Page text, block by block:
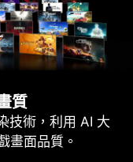
質
技術，利用 AI 大
畫面品質。